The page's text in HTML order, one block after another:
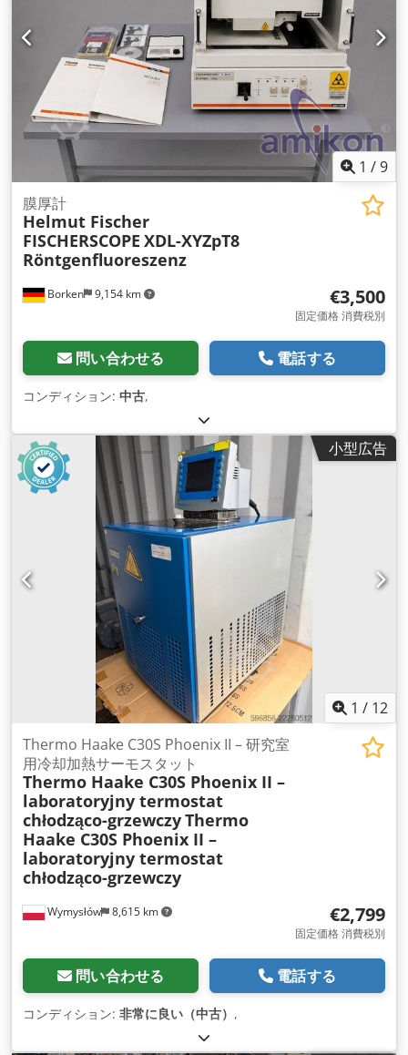
1 /9
Borken 9,154 km
膜厚計
Helmut Fischer
FISCHERSCOPE XDL-XYZpT8
Röntgenfluoreszenz
€3,500
固定価格 消費税別
問い合わせる 電話する
コンディション: 中古,
小型広告
1 / 12
Wymysłów 8,615 km
Thermo Haake C30S Phoenix II – 研究室
用冷却加熱サーモスタット
Thermo Haake C30S Phoenix II –
laboratoryjny termostat
chłodząco-grzewczyThermo
Haake C30S Phoenix II –
laboratoryjny termostat
chłodząco-grzewczy
€2,799
固定価格 消費税別
問い合わせる 電話する
コンディション: 非常に良い（中古） ,